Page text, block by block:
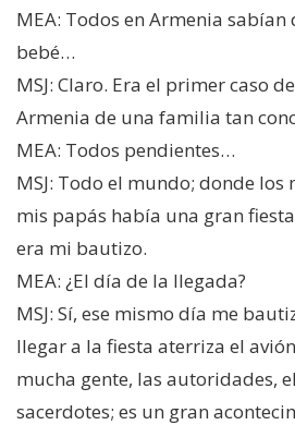
MEA: Todos en Armenia
bebé…
MSJ: Claro. Era el primer caso
Armenia de una familia tan
MEA: Todos pendientes…
MSJ: Todo el mundo; donde los
mis papás había una gran
era mi bautizo.
MEA: ¿El día de la llegada?
MSJ: Sí, ese mismo día me
llegar a la fiesta aterriza el
mucha gente, las autoridades,
sacerdotes; es un gran